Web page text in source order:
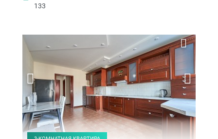
133